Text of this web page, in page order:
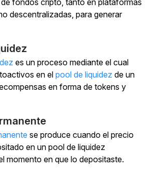
descentralizadas, para generar
es un proceso mediante el cual
en el pool de liquidez de un
en forma de tokens y
se produce cuando el precio
en un pool de liquidez
momento en que lo depositaste.